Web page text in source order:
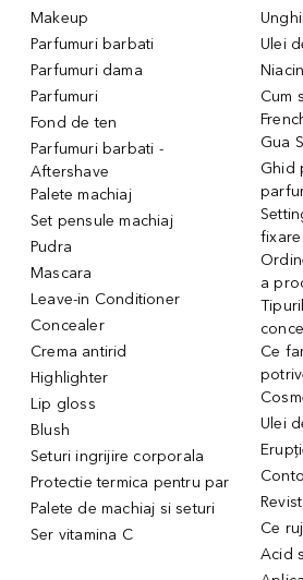
Makeup
Parfumuri barbati
Parfumuri dama
Parfumuri
Fond de ten
Parfumuri barbati -
Aftershave
Palete machiaj
Set pensule machiaj
Pudra
Mascara
Leave-in Conditioner
Concealer
Crema antirid
Highlighter
Lip gloss
Blush
Seturi ingrijire corporala
Protectie termica pentru par
Palete de machiaj si seturi
Ser vitamina C
Ulei
Cum
Gua
Ghid
a
Ce
Ulei
Ce
Acid